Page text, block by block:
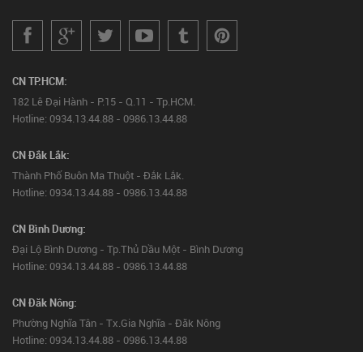
CN TP.HCM:
182 Lê Đại Hành - P.15 - Q.11 - Tp.HCM.
Hotline: 0934.13.44.88 - 0986.13.44.88
CN Đắk Lắk:
Thành Phố Buôn Ma Thuột - Đắk Lắk.
Hotline: 0934.13.44.88 - 0986.13.44.88
CN Bình Dương:
Đại Lộ Bình Dương - Tp.Thủ Dầu Một - Bình Dương
Hotline: 0934.13.44.88 - 0986.13.44.88
CN Đăk Nông:
Phường Nghĩa Tân - Tx.Gia Nghĩa - Đăk Nông
Hotline: 0934.13.44.88 - 0986.13.44.88